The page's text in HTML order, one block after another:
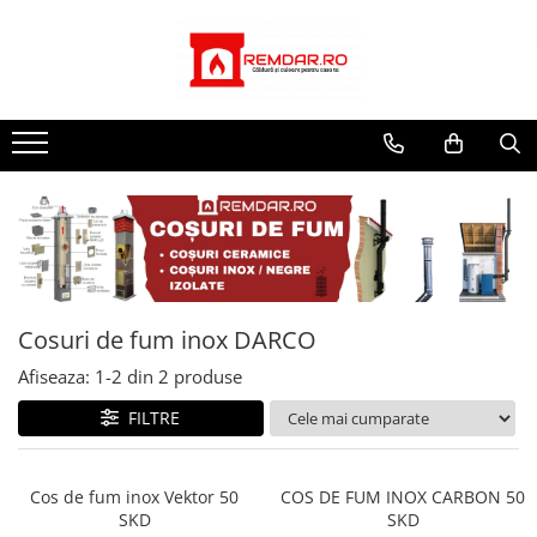
SEMINEE SI SOBE PE LEMNE
FOCARE SEMINEE
FOCARE SEMINEE PRO
SOBE PE LEMNE
SOBE PE LEMNE PREMIUM
SEMINEE MODULARE
PREFABRICATE
SEMINEE PREMIUM
FOCARE HOXTER PREMIUM
TERMOSEMINEE HOXTER PREMIUM
TERMOSEMINEE
Showroom seminee Galati
Seminee Braila
Cosuri de fum inox DARCO
Afiseaza: 1-2 din 2 produse
FILTRE
Cos de fum inox Vektor 50
SKD
COS DE FUM INOX CARBON 50
SKD